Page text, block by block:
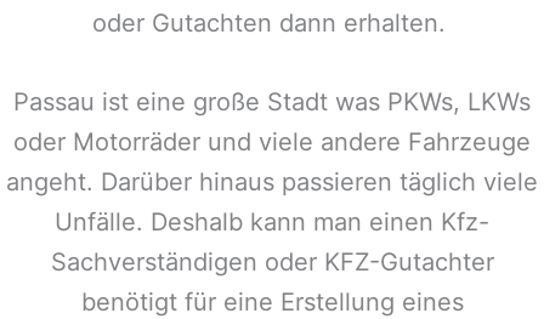
oder Gutachten dann erhalten.
Passau ist eine große Stadt was PKWs, LKWs
oder Motorräder und viele andere Fahrzeuge
angeht. Darüber hinaus passieren täglich viele
Unfälle. Deshalb kann man einen Kfz-
Sachverständigen oder KFZ-Gutachter
benötigt für eine Erstellung eines